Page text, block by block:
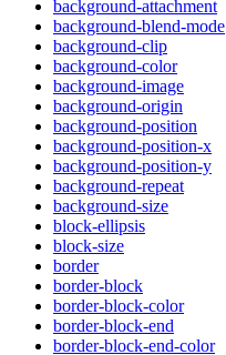
background-attachment
background-blend-mode
background-clip
background-color
background-image
background-origin
background-position
background-position-x
background-position-y
background-repeat
background-size
block-ellipsis
block-size
border
border-block
border-block-color
border-block-end
border-block-end-color